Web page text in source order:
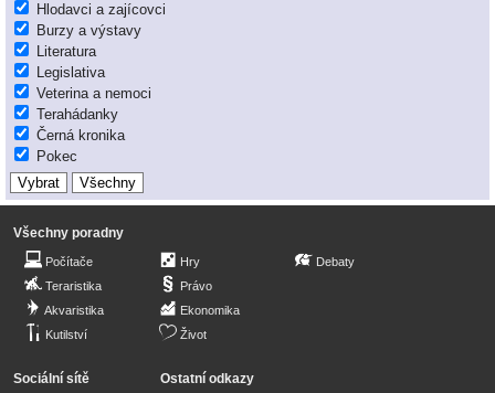
Hlodavci a zajícovci
Burzy a výstavy
Literatura
Legislativa
Veterina a nemoci
Terahádanky
Černá kronika
Pokec
Všechny poradny
Počítače
Teraristika
Akvaristika
Kutilství
Hry
Právo
Ekonomika
Život
Debaty
Sociální sítě Ostatní odkazy